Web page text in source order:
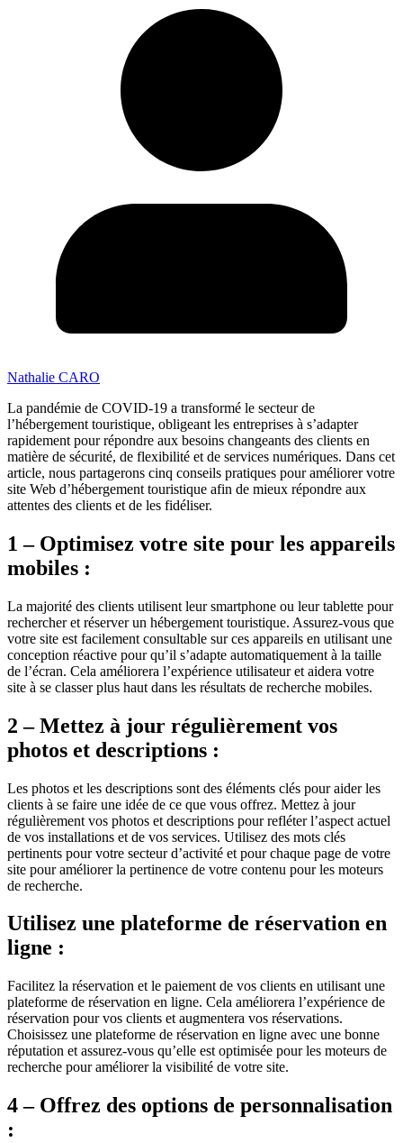
Nathalie CARO
La pandémie de COVID-19 a transformé le secteur de
l’hébergement touristique, obligeant les entreprises à s’adapter
rapidement pour répondre aux besoins changeants des clients en
matière de sécurité, de flexibilité et de services numériques. Dans cet
article, nous partagerons cinq conseils pratiques pour améliorer votre
site Web d’hébergement touristique afin de mieux répondre aux
attentes des clients et de les fidéliser.
1 – Optimisez votre site pour les appareils
mobiles :
La majorité des clients utilisent leur smartphone ou leur tablette pour
rechercher et réserver un hébergement touristique. Assurez-vous que
votre site est facilement consultable sur ces appareils en utilisant une
conception réactive pour qu’il s’adapte automatiquement à la taille
de l’écran. Cela améliorera l’expérience utilisateur et aidera votre
site à se classer plus haut dans les résultats de recherche mobiles.
2 – Mettez à jour régulièrement vos
photos et descriptions :
Les photos et les descriptions sont des éléments clés pour aider les
clients à se faire une idée de ce que vous offrez. Mettez à jour
régulièrement vos photos et descriptions pour refléter l’aspect actuel
de vos installations et de vos services. Utilisez des mots clés
pertinents pour votre secteur d’activité et pour chaque page de votre
site pour améliorer la pertinence de votre contenu pour les moteurs
de recherche.
Utilisez une plateforme de réservation en
ligne :
Facilitez la réservation et le paiement de vos clients en utilisant une
plateforme de réservation en ligne. Cela améliorera l’expérience de
réservation pour vos clients et augmentera vos réservations.
Choisissez une plateforme de réservation en ligne avec une bonne
réputation et assurez-vous qu’elle est optimisée pour les moteurs de
recherche pour améliorer la visibilité de votre site.
4 – Offrez des options de personnalisation
: